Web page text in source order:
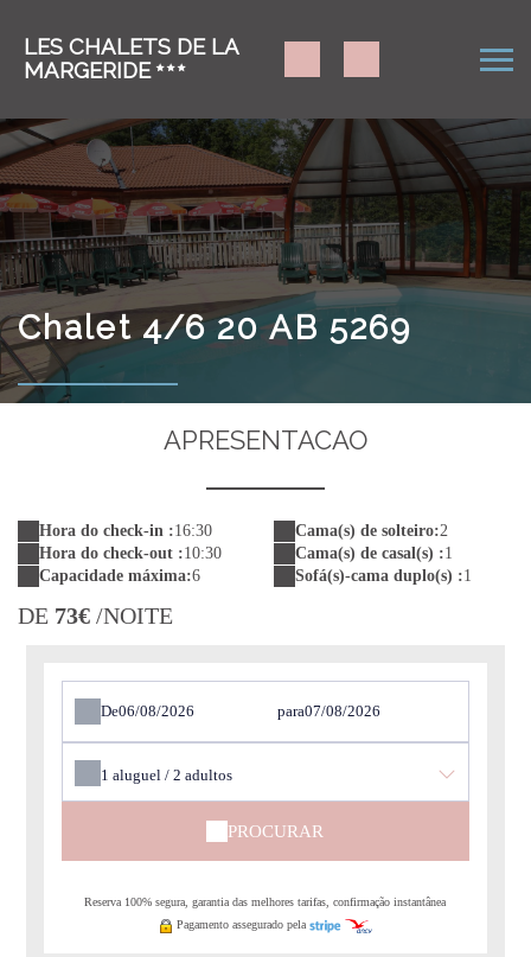
LES CHALETS DE LA
MARGERIDE
Chalet 4/6 20 AB 5269
APRESENTACAO
Hora do check-in :16:30
Hora do check-out :10:30
Capacidade máxima:6
Cama(s) de solteiro:2
Cama(s) de casal(s) :1
Sofá(s)-cama duplo(s) :1
DE 73€ /NOITE
De para
1aluguel /2adultos
PROCURAR
Reserva 100% segura, garantia das melhores tarifas, confirmação instantânea
Pagamento assegurado pela